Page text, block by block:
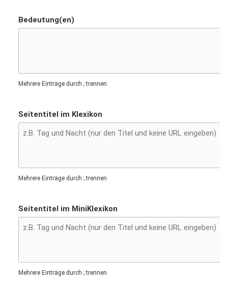
Bedeutung(en)
Mehrere Einträge durch ; trennen
Seitentitel im Klexikon
Mehrere Einträge durch ; trennen
Seitentitel im MiniKlexikon
Mehrere Einträge durch ; trennen